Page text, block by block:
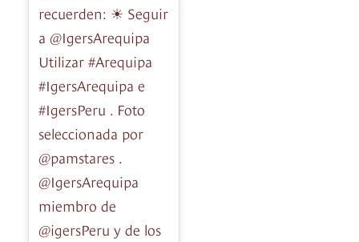
recuerden: ☀ Seguir
a @IgersArequipa
Utilizar #Arequipa
#IgersArequipa e
#IgersPeru . Foto
seleccionada por
@pamstares .
@IgersArequipa
miembro de
@igersPeru y de los